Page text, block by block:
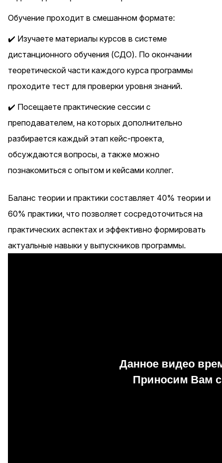
Обучение проходит в смешанном формате:
✔️ Изучаете материалы курсов в системе
дистанционного обучения (СДО). По окончании
теоретической части каждого курса программы
проходите тест для проверки уровня знаний.
✔️ Посещаете практические сессии с
преподавателем, на которых дополнительно
разбирается каждый этап кейс-проекта,
обсуждаются вопросы, а также можно
познакомиться с опытом и кейсами коллег.
Баланс теории и практики составляет 40% теории и
60% практики, что позволяет сосредоточиться на
практических аспектах и эффективно формировать
актуальные навыки у выпускников программы.